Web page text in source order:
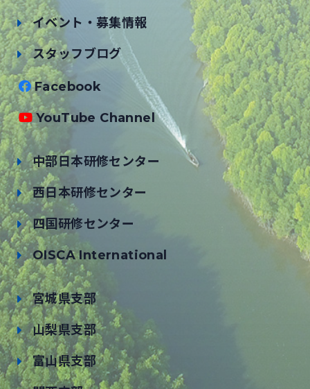
イベント・募集情報
スタッフブログ
Facebook
YouTube Channel
中部日本研修センター
西日本研修センター
四国研修センター
OISCA International
宮城県支部
山梨県支部
富山県支部